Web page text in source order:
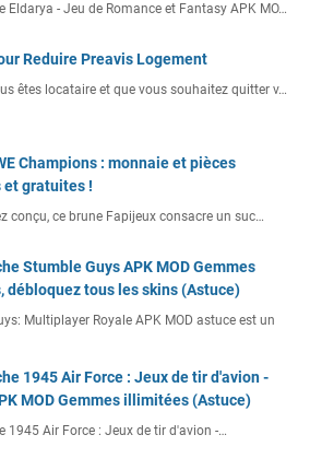
Eldarya - Jeu de Romance et Fantasy APK MO…
Reduire Preavis Logement
êtes locataire et que vous souhaitez quitter v…
Champions : monnaie et pièces
gratuites !
conçu, ce brune Fapijeux consacre un suc…
Stumble Guys APK MOD Gemmes
débloquez tous les skins (Astuce)
Multiplayer Royale APK MOD astuce est un
1945 Air Force : Jeux de tir d'avion -
MOD Gemmes illimitées (Astuce)
1945 Air Force : Jeux de tir d'avion -…